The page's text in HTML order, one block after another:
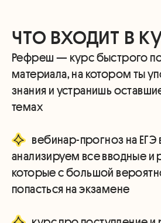
что входит в
Рефреш — курс быстрого
материала, на котором ты
знания и устранишь
темах
вебинар-прогноз на ЕГЭ
анализируем все вводные и
которые с большой
попасться на экзамене